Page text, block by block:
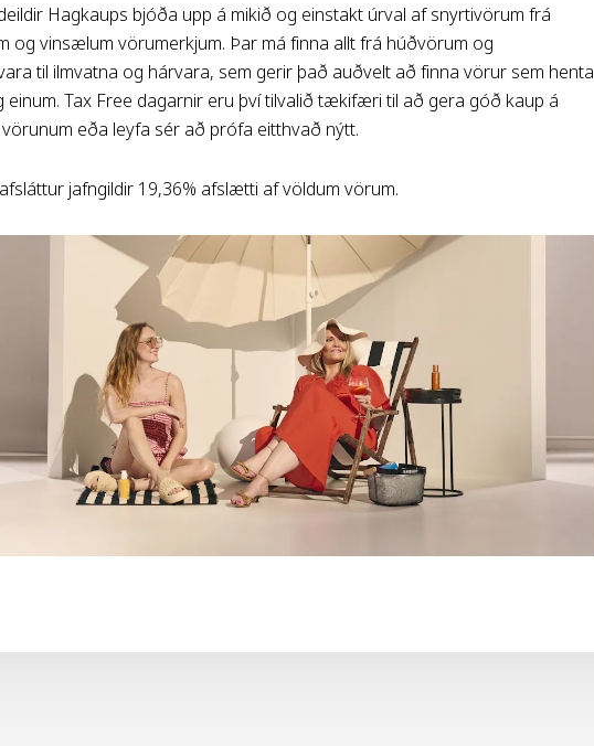
Hagkaups bjóða upp á mikið og einstakt úrval af snyrtivörum frá
og vinsælum vörumerkjum. Þar má finna allt frá húðvörum og
til ilmvatna og hárvara, sem gerir það auðvelt að finna vörur sem henta
einum. Tax Free dagarnir eru því tilvalið tækifæri til að gera góð kaup á
eða leyfa sér að prófa eitthvað nýtt.
jafngildir 19,36% afslætti af völdum vörum.